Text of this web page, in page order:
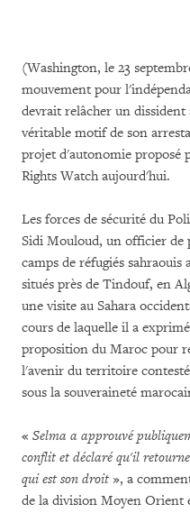
(Washington, le 23
mouvement pour
devrait relâcher un dissident
véritable motif de son
projet d'autonomie proposé
Rights Watch aujourd'hui.
Les forces de sécurité du
Sidi Mouloud, un officier de
camps de réfugiés
situés près de Tindouf, en
une visite au Sahara
cours de laquelle il a
proposition du Maroc pour
l'avenir du territoire
sous la souveraineté
« Selma a approuvé
conflit et déclaré qu'il
qui est son droit », a
de la division Moyen